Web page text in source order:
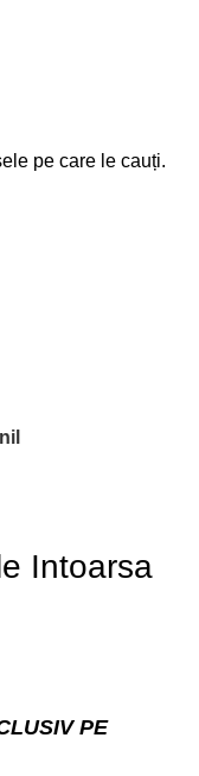
Intoarsa
PE
pe care le cauți.